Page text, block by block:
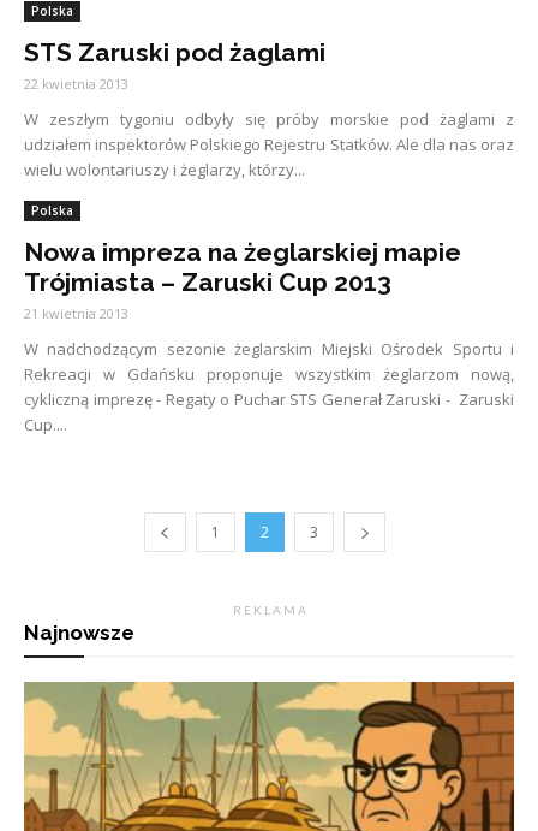
Polska
STS Zaruski pod żaglami
22 kwietnia 2013
W zeszłym tygoniu odbyły się próby morskie pod żaglami z
udziałem inspektorów Polskiego Rejestru Statków. Ale dla nas oraz
wielu wolontariuszy i żeglarzy, którzy...
Polska
Nowa impreza na żeglarskiej mapie
Trójmiasta – Zaruski Cup 2013
21 kwietnia 2013
W nadchodzącym sezonie żeglarskim Miejski Ośrodek Sportu i
Rekreacji w Gdańsku proponuje wszystkim żeglarzom nową,
cykliczną imprezę - Regaty o Puchar STS Generał Zaruski - Zaruski
Cup....
1 2 3
R E K L A M A
Najnowsze